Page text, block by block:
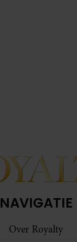
NAVIGATIE
Over Royalty